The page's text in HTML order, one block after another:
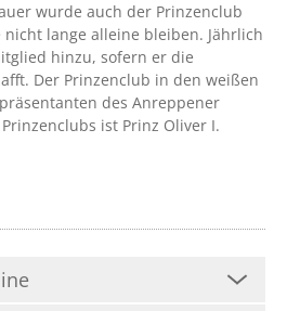
wurde auch der Prinzenclub
lange alleine bleiben. Jährlich
hinzu, sofern er die
Der Prinzenclub in den weißen
des Anreppener
ist Prinz Oliver I.